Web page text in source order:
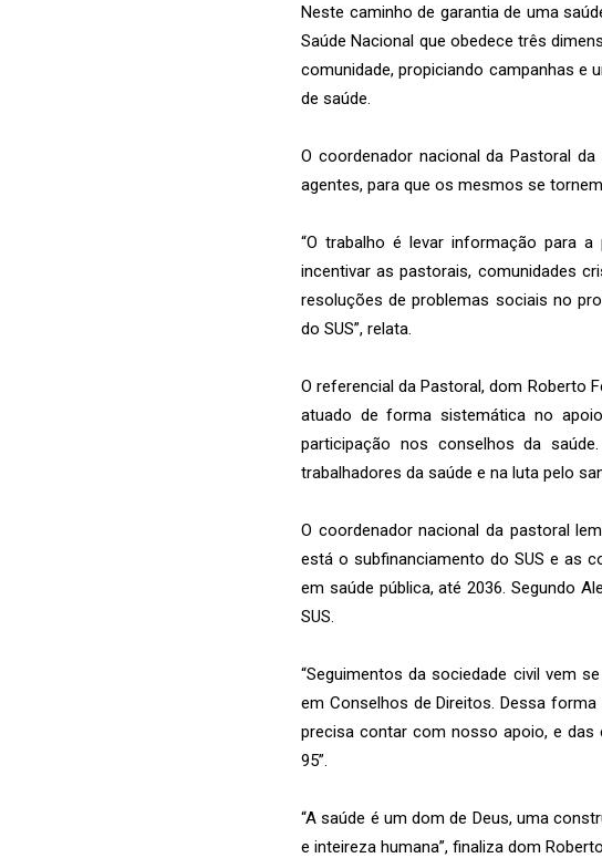
Neste caminho de garantia de uma
Saúde Nacional que obedece três
comunidade, propiciando campanhas e
de saúde.
O coordenador nacional da Pastoral
agentes, para que os mesmos se
“O trabalho é levar informação para
incentivar as pastorais, comunidades
resoluções de problemas sociais no
do SUS”, relata.
O referencial da Pastoral, dom Roberto
atuado de forma sistemática no
participação nos conselhos da
trabalhadores da saúde e na luta pelo
O coordenador nacional da pastoral
está o subfinanciamento do SUS e as
em saúde pública, até 2036. Segundo
SUS.
“Seguimentos da sociedade civil vem
em Conselhos de Direitos. Dessa
precisa contar com nosso apoio, e das
95”.
“A saúde é um dom de Deus, uma
e inteireza humana”, finaliza dom